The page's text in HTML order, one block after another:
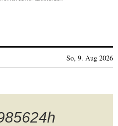
So, 9. Aug 2026